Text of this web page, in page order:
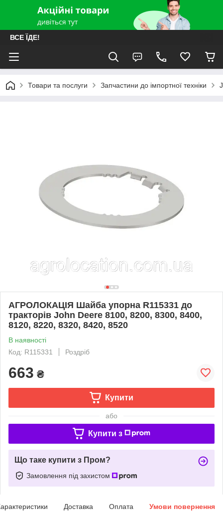
ВСЕ ЇДЕ!
Товари та послуги Запчастини до імпортної техніки
АГРОЛОКАЦІЯ Шайба упорна R115331 до
тракторів John Deere 8100, 8200, 8300, 8400,
8120, 8220, 8320, 8420, 8520
В наявності
Код: R115331
Роздріб
663 ₴
Купити
або
Купити з
Що таке купити з Пром?
Замовлення під захистом
Доставка Оплата Умови повернення